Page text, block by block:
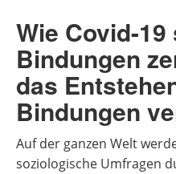
Wie Covid-19
Bindungen
das
Bindungen
Auf der ganzen Welt
soziologische Umfragen